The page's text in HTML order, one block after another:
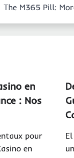
The M365 Pill:
en
: Nos
pour
en